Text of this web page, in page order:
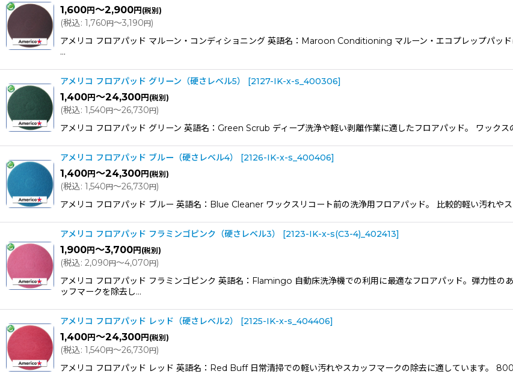
1,600円～2,900円 (税別)
(税込: 1,760円～3,190円)
アメリコ フロアパッド マルーン・コンディショニング 英語名：Maroon Conditioning マルーン・エコプレップパッ
…
アメリコ フロアパッド グリーン（硬さレベル5） [2127-IK-x-s_400306]
1,400円～24,300円 (税別)
(税込: 1,540円～26,730円)
アメリコ フロアパッド グリーン 英語名：Green Scrub ディープ洗浄や軽い剥離作業に適したフロアパッド。 ワック
アメリコ フロアパッド ブルー（硬さレベル4） [2126-IK-x-s_400406]
1,400円～24,300円 (税別)
(税込: 1,540円～26,730円)
アメリコ フロアパッド ブルー 英語名：Blue Cleaner ワックスリコート前の洗浄用フロアパッド。 比較的軽い汚れや
アメリコ フロアパッド フラミンゴピンク（硬さレベル3） [2123-IK-x-s(C3-4)_402413]
1,900円～3,700円 (税別)
(税込: 2,090円～4,070円)
アメリコ フロアパッド フラミンゴピンク 英語名：Flamingo 自動床洗浄機での利用に最適なフロアパッド。弾力性の
ッフマークを除去し…
アメリコ フロアパッド レッド（硬さレベル2） [2125-IK-x-s_404406]
1,400円～24,300円 (税別)
(税込: 1,540円～26,730円)
アメリコ フロアパッド レッド 英語名：Red Buff 日常清掃での軽い汚れやスカッフマークの除去に適しています。